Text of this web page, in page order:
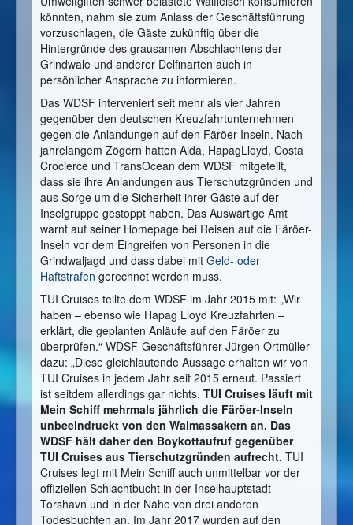
könnten, nahm sie zum Anlass der Geschäftsführung
vorzuschlagen, die Gäste zukünftig über die
Hintergründe des grausamen Abschlachtens der
Grindwale und anderer Delfinarten auch in
persönlicher Ansprache zu informieren.
Das WDSF interveniert seit mehr als vier Jahren
gegenüber den deutschen Kreuzfahrtunternehmen
gegen die Anlandungen auf den Färöer-Inseln. Nach
jahrelangem Zögern hatten Aida, HapagLloyd, Costa
Crocierce und TransOcean dem WDSF mitgeteilt,
dass sie ihre Anlandungen aus Tierschutzgründen und
aus Sorge um die Sicherheit ihrer Gäste auf der
Inselgruppe gestoppt haben. Das Auswärtige Amt
warnt auf seiner Homepage bei Reisen auf die Färöer-
Inseln vor dem Eingreifen von Personen in die
Grindwaljagd und dass dabei mit Geld- oder
Haftstrafen gerechnet werden muss.
TUI Cruises teilte dem WDSF im Jahr 2015 mit: „Wir
haben – ebenso wie Hapag Lloyd Kreuzfahrten –
erklärt, die geplanten Anläufe auf den Färöer zu
überprüfen.“ WDSF-Geschäftsführer Jürgen Ortmüller
dazu: „Diese gleichlautende Aussage erhalten wir von
TUI Cruises in jedem Jahr seit 2015 erneut. Passiert
ist seitdem allerdings gar nichts. TUI Cruises läuft mit
Mein Schiff mehrmals jährlich die Färöer-Inseln
unbeeindruckt von den Walmassakern an. Das
WDSF hält daher den Boykottaufruf gegenüber
TUI Cruises aus Tierschutzgründen aufrecht. TUI
Cruises legt mit Mein Schiff auch unmittelbar vor der
offiziellen Schlachtbucht in der Inselhauptstadt
Torshavn und in der Nähe von drei anderen
Todesbuchten an. Im Jahr 2017 wurden auf den